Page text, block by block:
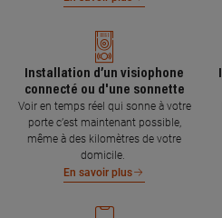
Installation d’un visiophone
connecté ou d'une sonnette
Voir en temps réel qui sonne à votre
porte c’est maintenant possible,
même à des kilomètres de votre
domicile.
En savoir plus